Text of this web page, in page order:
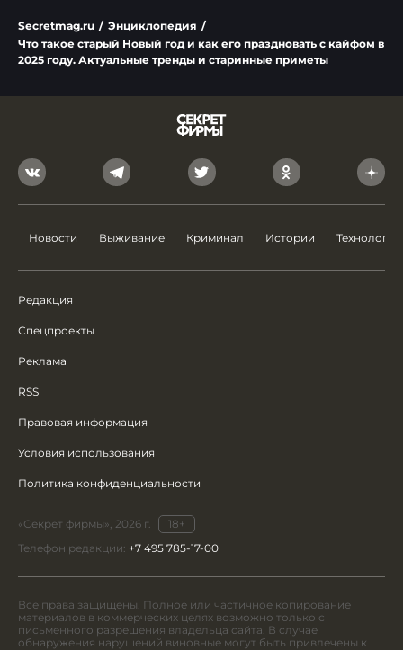
Secretmag.ru / Энциклопедия /
Что такое старый Новый год и как его праздновать с кайфом в
2025 году. Актуальные тренды и старинные приметы
Новости Выживание Криминал Истории Технологии
Редакция
Спецпроекты
Реклама
RSS
Правовая информация
Условия использования
Политика конфиденциальности
«Секрет фирмы», 2026 г.
18+
Телефон редакции: +7 495 785-17-00
Все права защищены. Полное или частичное копирование
материалов в коммерческих целях возможно только с
письменного разрешения владельца сайта. В случае
обнаружения нарушений виновные могут быть привлечены к